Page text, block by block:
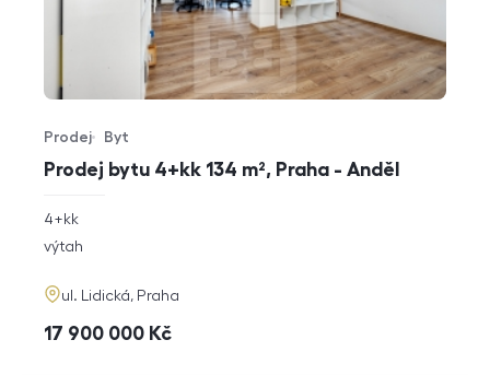
Prodej bytu 4+kk 134 m², Praha - Anděl
Typ nabídky
Prodej
Typ nemovitosti
Byt
rozměry
dispozice
4+kk
funkce
výtah
adresa
ul. Lidická, Praha
cena
17 900 000 Kč